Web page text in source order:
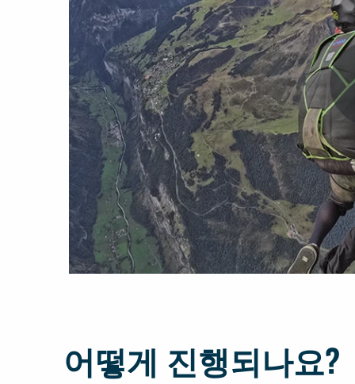
어떻게 진행되나요?